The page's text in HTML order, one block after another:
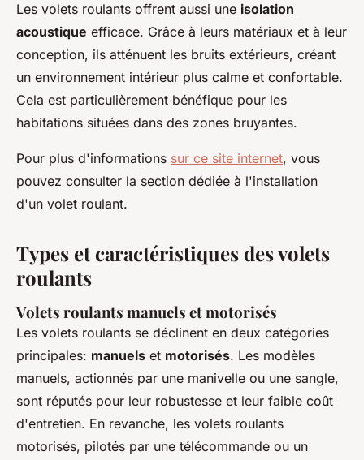
Les volets roulants offrent aussi une isolation
acoustique efficace. Grâce à leurs matériaux et à leur
conception, ils atténuent les bruits extérieurs, créant
un environnement intérieur plus calme et confortable.
Cela est particulièrement bénéfique pour les
habitations situées dans des zones bruyantes.
Pour plus d'informations sur ce site internet, vous
pouvez consulter la section dédiée à l'installation
d'un volet roulant.
Types et caractéristiques des volets
roulants
Volets roulants manuels et motorisés
Les volets roulants se déclinent en deux catégories
principales: manuels et motorisés. Les modèles
manuels, actionnés par une manivelle ou une sangle,
sont réputés pour leur robustesse et leur faible coût
d'entretien. En revanche, les volets roulants
motorisés, pilotés par une télécommande ou un